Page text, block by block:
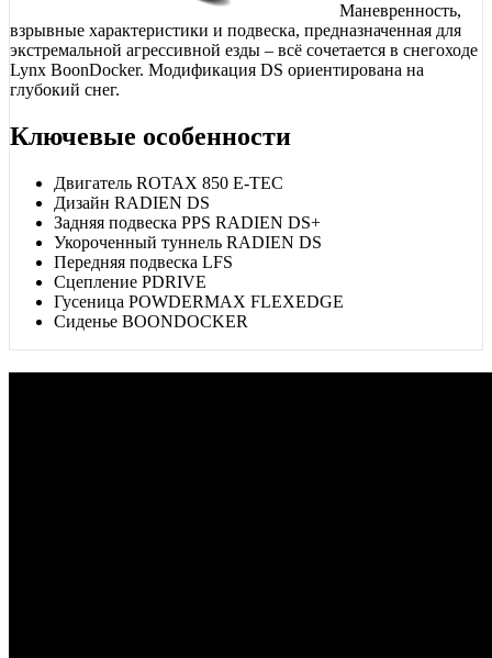
Маневренность,
взрывные характеристики и подвеска, предназначенная для
экстремальной агрессивной езды – всё сочетается в снегоходе
Lynx BoonDocker. Модификация DS ориентирована на
глубокий снег.
Ключевые особенности
Двигатель ROTAX 850 E-TEC
Дизайн RADIEN DS
Задняя подвеска PPS RADIEN DS+
Укороченный туннель RADIEN DS
Передняя подвеска LFS
Сцепление PDRIVE
Гусеница POWDERMAX FLEXEDGE
Сиденье BOONDOCKER